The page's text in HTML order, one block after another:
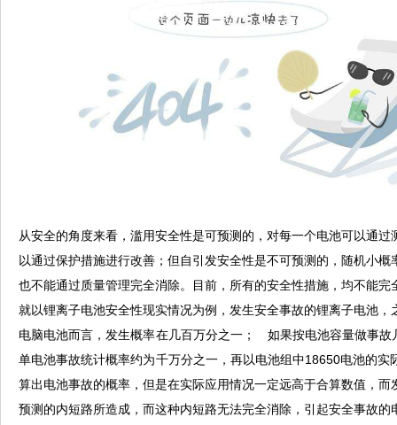
从安全的角度来看，滥用安全性是可预测的，对每一个电池可以通
以通过保护措施进行改善；但自引发安全性是不可预测的，随机小
也不能通过质量管理完全消除。目前，所有的安全性措施，均不能完
就以锂离子电池安全性现实情况为例，发生安全事故的锂离子电池
电脑电池而言，发生概率在几百万分之一； 如果按电池容量做事故
单电池事故统计概率约为千万分之一，再以电池组中18650电池的实
算出电池事故的概率，但是在实际应用情况一定远高于合算数值，
预测的内短路所造成，而这种内短路无法完全消除，引起安全事故的